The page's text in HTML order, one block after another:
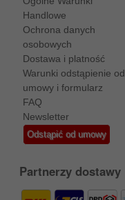
Handlowe
Ochrona danych
osobowych
Dostawa i platność
Warunki odstąpienie od
umowy i formularz
FAQ
Newsletter
Odstąpić od umowy
Partnerzy dostawy